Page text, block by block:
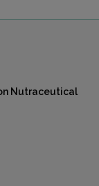
Nutraceutical